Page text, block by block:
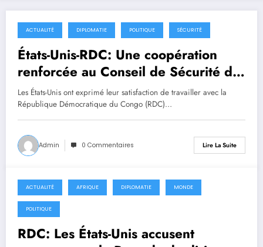
22 janvier 2026
ACTUALITÉ DIPLOMATIE POLITIQUE SÉCURITÉ
États-Unis-RDC: Une coopération
renforcée au Conseil de Sécurité de
l’ONU
Les États-Unis ont exprimé leur satisfaction de travailler avec la
République Démocratique du Congo (RDC)…
Admin 0 Commentaires Lire La Suite
12 décembre 2025
ACTUALITÉ AFRIQUE DIPLOMATIE MONDE
POLITIQUE
RDC: Les États-Unis accusent